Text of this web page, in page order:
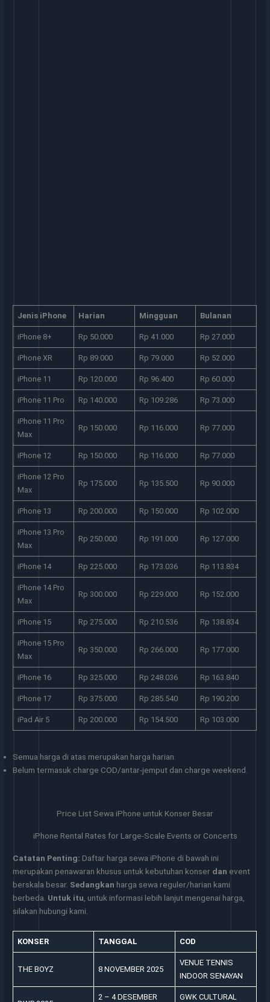
Jenis iPhone Harian Mingguan Bulanan
iPhone 8+ Rp 50.000 Rp 41.000 Rp 27.000
iPhone XR Rp 89.000 Rp 79.000 Rp 52.000
iPhone 11 Rp 120.000 Rp 96.400 Rp 60.000
iPhone 11 Pro Rp 140.000 Rp 109.286 Rp 73.000
iPhone 11 Pro
Max
Rp 150.000 Rp 116.000 Rp 77.000
iPhone 12 Rp 150.000 Rp 116.000 Rp 77.000
iPhone 12 Pro
Max
Rp 175.000 Rp 135.500 Rp 90.000
iPhone 13 Rp 200.000 Rp 150.000 Rp 102.000
iPhone 13 Pro
Max
Rp 250.000 Rp 191.000 Rp 127.000
iPhone 14 Rp 225.000 Rp 173.036 Rp 113.834
iPhone 14 Pro
Max
Rp 300.000 Rp 229.000 Rp 152.000
iPhone 15 Rp 275.000 Rp 210.536 Rp 138.834
iPhone 15 Pro
Max
Rp 350.000 Rp 266.000 Rp 177.000
iPhone 16 Rp 325.000 Rp 248.036 Rp 163.840
iPhone 17 Rp 375.000 Rp 285.540 Rp 190.200
iPad Air 5 Rp 200.000 Rp 154.500 Rp 103.000
Semua harga di atas merupakan harga harian.
Belum termasuk charge COD/antar-jemput dan charge weekend.
Price List Sewa iPhone untuk Konser Besar
iPhone Rental Rates for Large-Scale Events or Concerts
Catatan Penting: Daftar harga sewa iPhone di bawah ini
merupakan penawaran khusus untuk kebutuhan konser dan event
berskala besar. Sedangkan harga sewa reguler/harian kami
berbeda. Untuk itu, untuk informasi lebih lanjut mengenai harga,
silakan hubungi kami.
KONSER TANGGAL COD
THE BOYZ 8 NOVEMBER 2025
VENUE TENNIS
INDOOR SENAYAN
2 – 4 DESEMBER GWK CULTURAL